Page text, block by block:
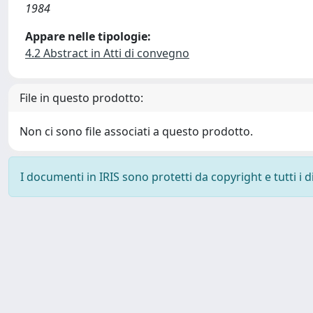
1984
Appare nelle tipologie:
4.2 Abstract in Atti di convegno
File in questo prodotto:
Non ci sono file associati a questo prodotto.
I documenti in IRIS sono protetti da copyright e tutti i